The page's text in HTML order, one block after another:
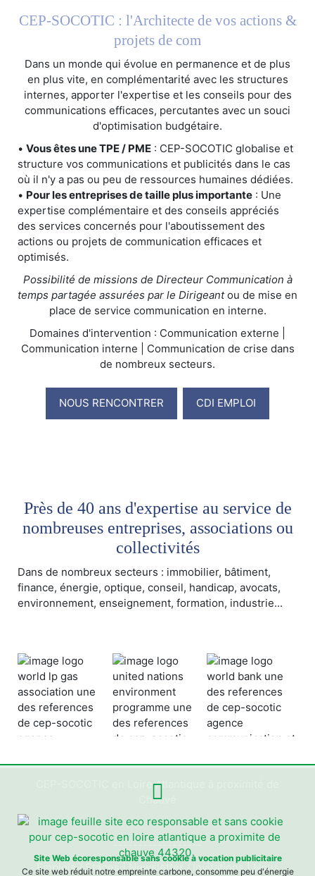
CEP-SOCOTIC : l'Architecte de vos actions &
projets de com
Dans un monde qui évolue en permanence et de plus
en plus vite, en complémentarité avec les structures
internes, apporter l'expertise et les conseils pour des
communications efficaces, percutantes avec un souci
d'optimisation budgétaire.
• Vous êtes une TPE / PME : CEP-SOCOTIC globalise et
structure vos communications et publicités dans le cas
où il n'y a pas ou peu de ressources humaines dédiées.
• Pour les entreprises de taille plus importante : Une
expertise complémentaire et des conseils appréciés
des services concernés pour l'aboutissement des
actions ou projets de communication efficaces et
optimisés.
Possibilité de missions de Directeur Communication à
temps partagée assurées par le Dirigeantou de mise en
place de service communication en interne.
Domaines d'intervention : Communication externe |
Communication interne | Communication de crise dans
de nombreux secteurs.
NOUS RENCONTRER CDI EMPLOI
Près de 40 ans d'expertise au service de
nombreuses entreprises, associations ou
collectivités
Dans de nombreux secteurs : immobilier, bâtiment,
finance, énergie, optique, conseil, handicap, avocats,
environnement, enseignement, formation, industrie...
Site Web écoresponsable sans cookie à vocation publicitaire
Ce site web réduit notre empreinte carbone, consomme peu d'énergie
CEP-SOCOTIC en Loire Atlantique à proximité de
Chauvé
------------------
Emplois / Stages|Newsletter / Invitations|Nous